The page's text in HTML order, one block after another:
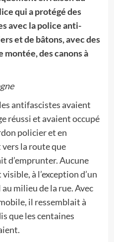
qui a protégé des
avec la police anti-
et de bâtons, avec des
des canons à
antifascistes avaient
réussi et avaient occupé
policier et en
la route que
d’emprunter. Aucune
à l’exception d’un
milieu de la rue. Avec
il ressemblait à
que les centaines